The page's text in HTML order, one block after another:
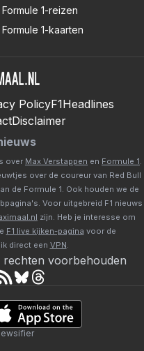
Formule 1-reizen
Formule 1-kaarten
PolicyF1Headlines
Disclaimer
over Max Verstappen en Formule 1
over de coureur van Red Bull
de Formule 1. Ook houden we de
Voor uitgebreid F1 nieuws
zijn. Heb je interesse om
F1 live kijken-pagina voor de
direct een VPN
rechten voorbehouden